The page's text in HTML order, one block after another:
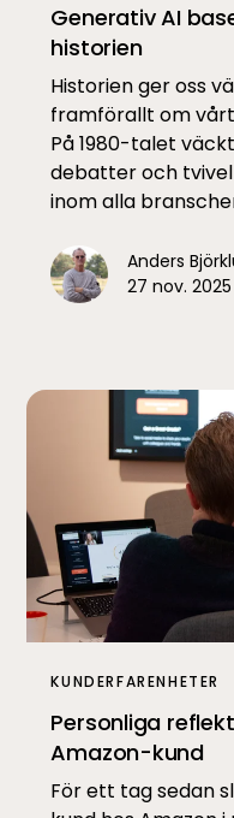
Generativ AI
historien
Historien ger oss
framförallt om
På 1980-talet
debatter och
inom alla
Anders
27 nov. 2025
KUNDERFARENHETER
Personliga
Amazon-kund
För ett tag sedan